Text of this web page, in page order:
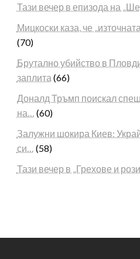
Тази вечер в епизода на
Мицкоски каза, че
(70)
Брутално убийство в
заплита (66)
Доналд Тръмп поискал
на… (60)
Залужни шокира Киев:
си… (58)
Тази вечер в „Грехове и